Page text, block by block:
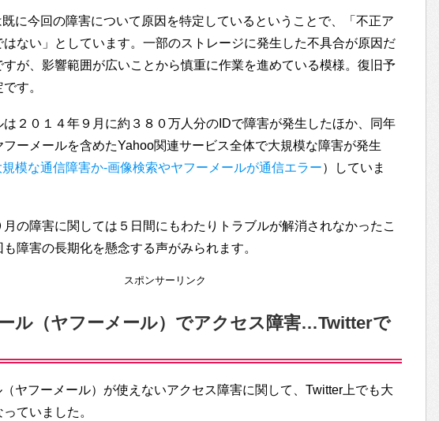
に今回の障害について原因を特定しているということで、「不正ア
はない」としています。一部のストレージに発生した不具合が原因だ
すが、影響範囲が広いことから慎重に作業を進めている模様。復旧予
す。
は２０１４年９月に約３８０万人分のIDで障害が発生したほか、同年
フーメールを含めたYahoo関連サービス全体で大規模な障害が発生
模な通信障害か-画像検索やヤフーメールが通信エラー）していま
月の障害に関しては５日間にもわたりトラブルが解消されなかったこ
障害の長期化を懸念する声がみられます。
スポンサーリンク
ル（ヤフーメール）でアクセス障害…Twitterで
ヤフーメール）が使えないアクセス障害に関して、Twitter上でも大
ていました。